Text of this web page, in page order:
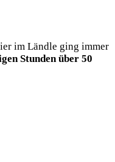
im Länd­le ging immer
Stun­den über 50